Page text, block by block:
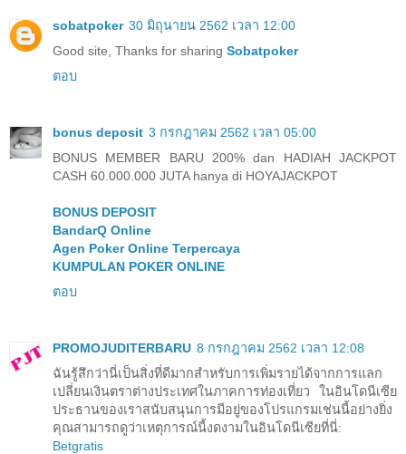
sobatpoker 30 มิถุนายน 2562 เวลา 12:00
Good site, Thanks for sharing Sobatpoker
ตอบ
bonus deposit 3 กรกฎาคม 2562 เวลา 05:00
BONUS MEMBER BARU 200% dan HADIAH JACKPOT
CASH 60.000.000 JUTA hanya di HOYAJACKPOT
BONUS DEPOSIT
BandarQ Online
Agen Poker Online Terpercaya
KUMPULAN POKER ONLINE
ตอบ
PROMOJUDITERBARU 8 กรกฎาคม 2562 เวลา 12:08
ฉันรู้สึกว่านี่เป็นสิ่งที่ดีมากสำหรับการเพิ่มรายได้จากการแลก
เปลี่ยนเงินตราต่างประเทศในภาคการท่องเที่ยว ในอินโดนีเซีย
ประธานของเราสนับสนุนการมีอยู่ของโปรแกรมเช่นนี้อย่างยิ่ง
คุณสามารถดูว่าเหตุการณ์นี้งดงามในอินโดนีเซียที่นี่:
Betgratis